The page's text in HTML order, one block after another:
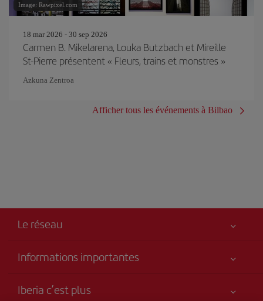
Image: Rawpixel.com
18 mar 2026 - 30 sep 2026
Carmen B. Mikelarena, Louka Butzbach et Mireille
St-Pierre présentent « Fleurs, trains et monstres »
Azkuna Zentroa
Afficher tous les événements à Bilbao
Le réseau
Informations importantes
Accessibilité
Iberia c’est plus